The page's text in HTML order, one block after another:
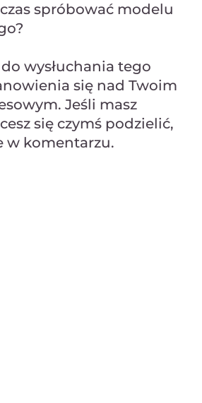
spróbować modelu
wysłuchania tego
się nad Twoim
Jeśli masz
się czymś podzielić,
w komentarzu.